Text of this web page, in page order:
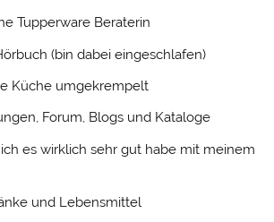
Tupperware Beraterin
(bin dabei eingeschlafen)
umgekrempelt
Forum, Blogs und Kataloge
ich es wirklich sehr gut habe mit meinem
und Lebensmittel